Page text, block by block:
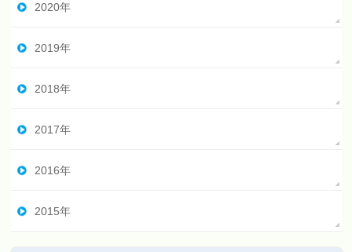
2020年
2019年
2018年
2017年
2016年
2015年